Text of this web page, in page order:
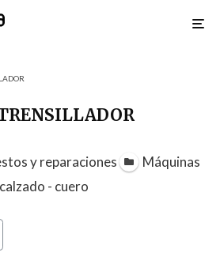
y reparaciones
Máquinas
- cuero